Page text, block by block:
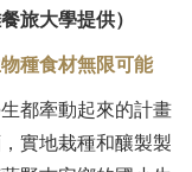
旅大學提供）
種食材無限可能
都牽動起來的計畫
實地栽種和釀製製